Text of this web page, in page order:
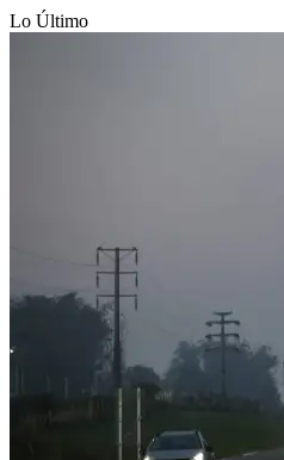
Lo Último